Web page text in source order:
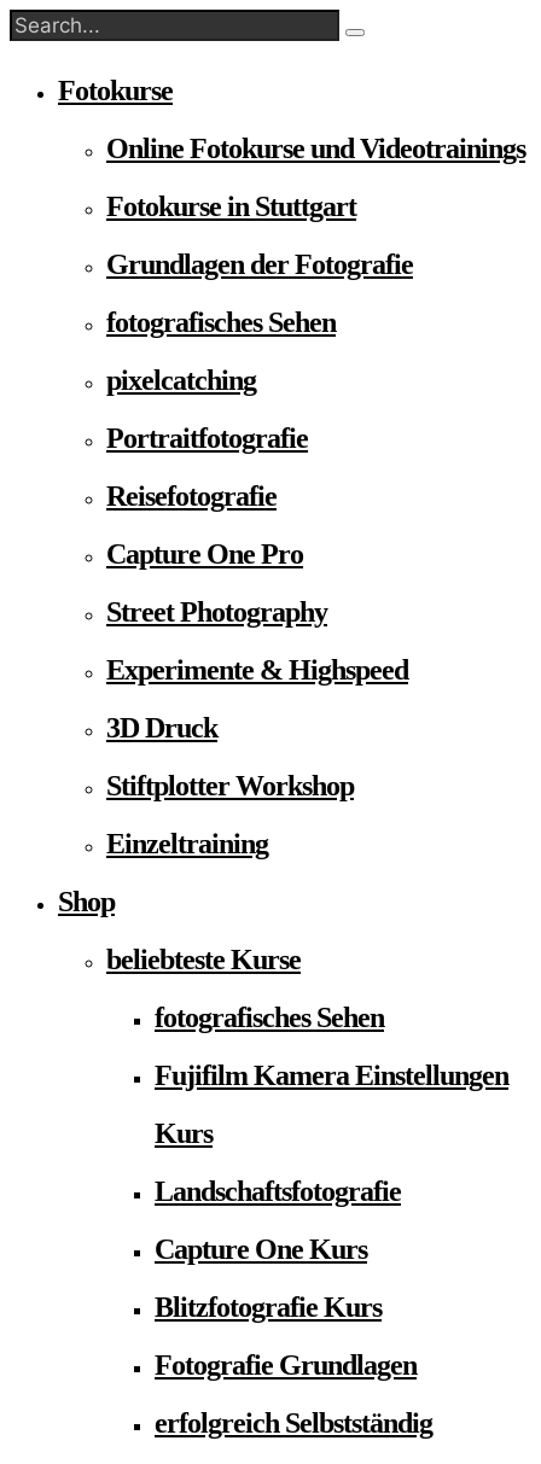
Fotokurse
Online Fotokurse und Videotrainings
Fotokurse in Stuttgart
Grundlagen der Fotografie
fotografisches Sehen
pixelcatching
Portraitfotografie
Reisefotografie
Capture One Pro
Street Photography
Experimente & Highspeed
3D Druck
Stiftplotter Workshop
Einzeltraining
Shop
beliebteste Kurse
fotografisches Sehen
Fujifilm Kamera Einstellungen
Kurs
Landschaftsfotografie
Capture One Kurs
Blitzfotografie Kurs
Fotografie Grundlagen
erfolgreich Selbstständig